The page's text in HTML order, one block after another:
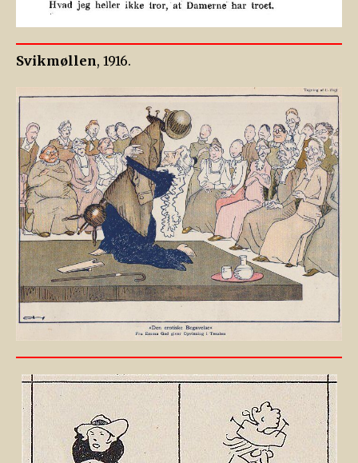
Svikmøllen, 1916.